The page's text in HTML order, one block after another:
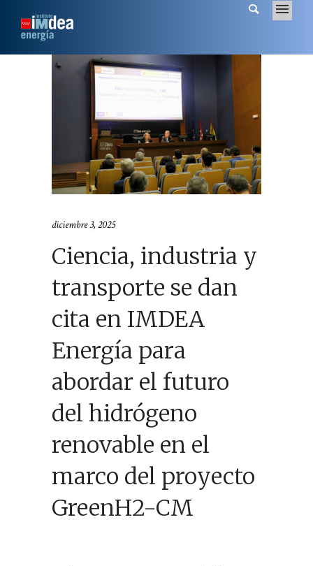
diciembre 3, 2025
Ciencia, industria y
transporte se dan
cita en IMDEA
Energía para
abordar el futuro
del hidrógeno
renovable en el
marco del proyecto
GreenH2-CM